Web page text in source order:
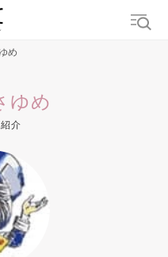
本音
め
ゆめ
介